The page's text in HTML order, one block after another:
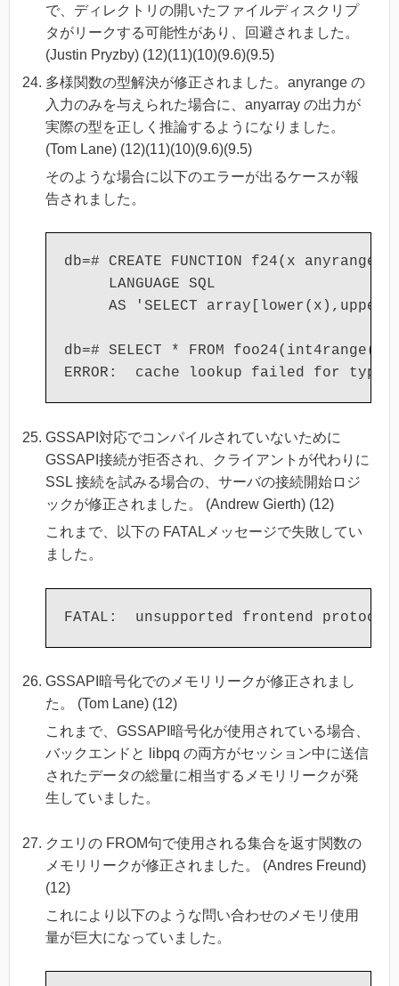
で、ディレクトリの開いたファイルディスクリプ
タがリークする可能性があり、回避されました。
(Justin Pryzby) (12)(11)(10)(9.6)(9.5)
多様関数の型解決が修正されました。anyrange の
入力のみを与えられた場合に、anyarray の出力が
実際の型を正しく推論するようになりました。
(Tom Lane) (12)(11)(10)(9.6)(9.5)
そのような場合に以下のエラーが出るケースが報
告されました。
db=# CREATE FUNCTION f24(x
     LANGUAGE SQL
AS 'SELECT
db=# SELECT * FROM
GSSAPI対応でコンパイルされていないために
GSSAPI接続が拒否され、クライアントが代わりに
SSL 接続を試みる場合の、サーバの接続開始ロジ
ックが修正されました。 (Andrew Gierth) (12)
これまで、以下の FATALメッセージで失敗してい
ました。
GSSAPI暗号化でのメモリリークが修正されまし
た。 (Tom Lane) (12)
これまで、GSSAPI暗号化が使用されている場合、
バックエンドと libpq の両方がセッション中に送信
されたデータの総量に相当するメモリリークが発
生していました。
クエリの FROM句で使用される集合を返す関数の
メモリリークが修正されました。 (Andres Freund)
(12)
これにより以下のような問い合わせのメモリ使用
量が巨大になっていました。